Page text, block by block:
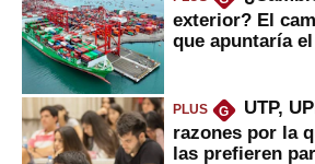
exterior? El
que apuntaría
PLUS G
UTP,
razones por la
las prefieren